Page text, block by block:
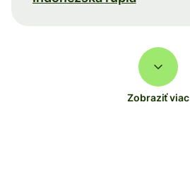
Zobraziť viac